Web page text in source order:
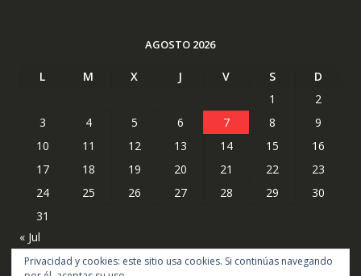
AGOSTO 2026
L M X J V S
D
1
2
3
4 5 6 7 8
9
10
11 12 13 14 15
16
17
18 19 20 21 22
23
24
25 26 27 28 29
30
31
« Jul
Privacidad y cookies: este sitio usa cookies. Si continúas navegando